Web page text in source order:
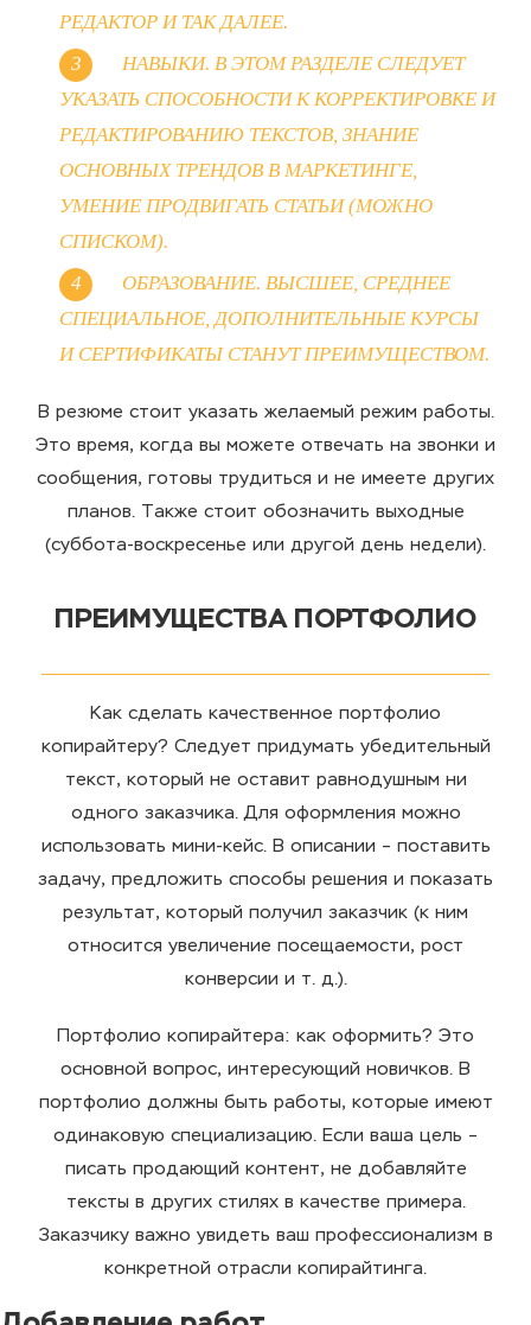
РЕДАКТОР И ТАК ДАЛЕЕ.
НАВЫКИ. В ЭТОМРАЗДЕЛЕ СЛЕДУЕТ
УКАЗАТЬ СПОСОБНОСТИ К КОРРЕКТИРОВКЕ И
РЕДАКТИРОВАНИЮ ТЕКСТОВ, ЗНАНИЕ
ОСНОВНЫХ ТРЕНДОВ В МАРКЕТИНГЕ,
УМЕНИЕ ПРОДВИГАТЬ СТАТЬИ(МОЖНО
СПИСКОМ).
ОБРАЗОВАНИЕ. ВЫСШЕЕ, СРЕДНЕЕ
СПЕЦИАЛЬНОЕ, ДОПОЛНИТЕЛЬНЫЕ КУРСЫ
И СЕРТИФИКАТЫ СТАНУТ ПРЕИМУЩЕСТВОМ.
В резюме стоит указать желаемый режим работы.
Это время, когда вы можете отвечать на звонки и
сообщения, готовы трудиться и не имеете других
планов. Также стоит обозначить выходные
(суббота-воскресенье или другой день недели).
ПРЕИМУЩЕСТВА ПОРТФОЛИО
Как сделать качественное портфолио
копирайтеру? Следует придумать убедительный
текст, который не оставит равнодушным ни
одного заказчика. Для оформления можно
использовать мини-кейс. В описании – поставить
задачу, предложить способы решения и показать
результат, который получил заказчик (к ним
относится увеличение посещаемости, рост
конверсии и т. д.).
Портфолио копирайтера: как оформить? Это
основной вопрос, интересующий новичков. В
портфолио должны быть работы, которые имеют
одинаковую специализацию. Если ваша цель –
писать продающий контент, не добавляйте
тексты в других стилях в качестве примера.
Заказчику важно увидеть ваш профессионализм в
конкретной отрасли копирайтинга.